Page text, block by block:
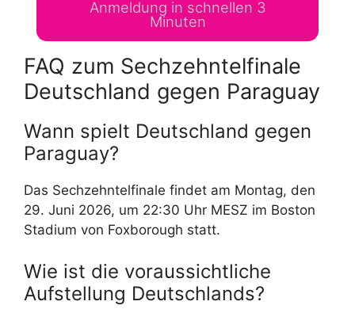
Anmeldung in schnellen 3
Minuten
FAQ zum Sechzehntelfinale
Deutschland gegen Paraguay
Wann spielt Deutschland gegen
Paraguay?
Das Sechzehntelfinale findet am Montag, den
29. Juni 2026, um 22:30 Uhr MESZ im Boston
Stadium von Foxborough statt.
Wie ist die voraussichtliche
Aufstellung Deutschlands?